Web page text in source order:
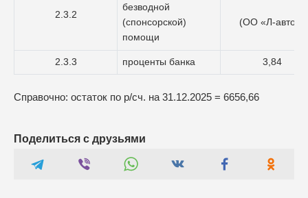
2.3.2
безводной
(спонсорской)
помощи
(ОО «Л-авто»)
2.3.3 проценты банка 3,84
Справочно: остаток по р/сч. на 31.12.2025 = 6656,66
Поделиться с друзьями